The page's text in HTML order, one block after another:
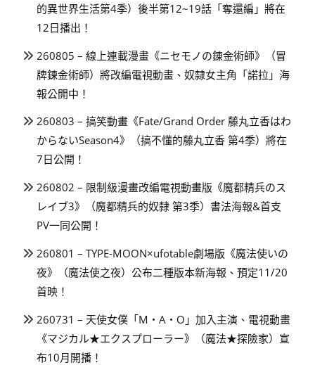
的異世界生活第4季）後半第12~19話「奪還編」將在
12日播出！
260805 – 線上連載漫畫《ニセモノの錬金術師》（冒
牌鍊金術師）將改編電視動畫、奴隸女主角「諾拉」海
報公開中！
260803 – 搞笑動畫《Fate/Grand Order 藤丸立香はわ
からないSeason4》（搞不懂的藤丸立香 第4季）將在
7日公開！
260802 – 限制級漫畫改編電視動畫版《魔都精兵のス
レイブ3》（魔都精兵的奴隸 第3季）書法海報&首支
PV一同公開！
260801 – TYPE-MOON×ufotable劇場版《魔法使いの
夜》（魔法使之夜）公布二種版本新海報、預定11/20
首映！
260731 – 天使女僕「M・A・O」加入主演、電視動畫
《マジカル★エクスプローラー》（魔法★探險家）宣
布10月開播！